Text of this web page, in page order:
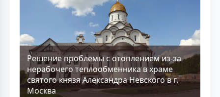
Решение проблемы с отоплением из-за
нерабочего теплообменника в храме
святого князя Александра Невского в г.
Москва